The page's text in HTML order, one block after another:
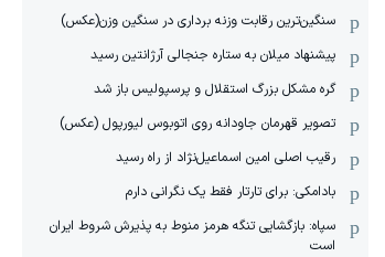
سنگین‌ترین رقابت وزنه برداری در سنگین وزن(عکس)
پیشنهاد میلان به ستاره جنجالی آرژانتین رسید
گره مشکل بزرگ استقلال و پرسپولیس باز شد
تصویر قهرمان جاودانه روی اتوبوس لیورپول (عکس)
رقیب اصلی امین اسماعیل‌نژاد از راه رسید
بادامکی: برای تارتار فقط یک نگرانی دارم
سپاه: بازگشایی تنگه هرمز منوط به پذیرش شروط ایران
است